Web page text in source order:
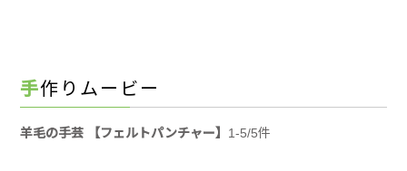
手作りムービー
羊毛の手芸 【フェルトパンチャー】 1-5/5件